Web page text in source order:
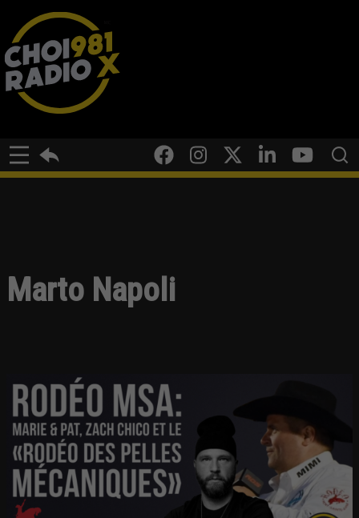
Marto Napoli